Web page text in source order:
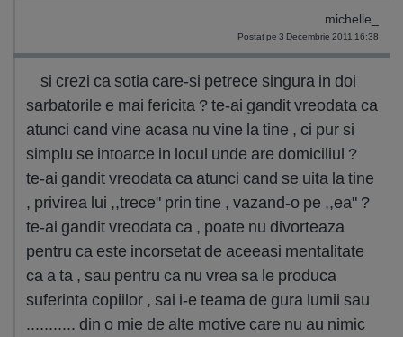
michelle_
Postat pe 3 Decembrie 2011 16:38
si crezi ca sotia care-si petrece singura in doi
sarbatorile e mai fericita ? te-ai gandit vreodata ca
atunci cand vine acasa nu vine la tine , ci pur si
simplu se intoarce in locul unde are domiciliul ?
te-ai gandit vreodata ca atunci cand se uita la tine
, privirea lui ,,trece" prin tine , vazand-o pe ,,ea" ?
te-ai gandit vreodata ca , poate nu divorteaza
pentru ca este incorsetat de aceeasi mentalitate
ca a ta , sau pentru ca nu vrea sa le produca
suferinta copiilor , sai i-e teama de gura lumii sau
........... din o mie de alte motive care nu au nimic